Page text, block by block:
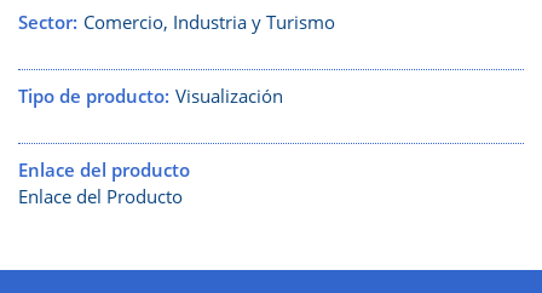
Sector Comercio, Industria y Turismo
Tipo de producto Visualización
Enlace del producto
Enlace del Producto